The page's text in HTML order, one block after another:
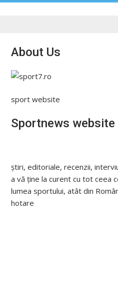
About Us
sport website
Sportnews website
știri, editoriale, recenzii,
a vă ține la curent cu tot ceea
lumea sportului, atât din
hotare